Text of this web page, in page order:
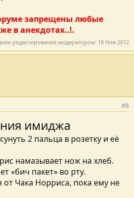
запрещены любые
в анекдотах..!.
редактирование модератором: 18 Ноя 2012
#8
имиджа
2 пальца в розетку и её
намазывает нож на хлеб.
«бич пакет» во рту.
от Чака Норриса, пока ему не